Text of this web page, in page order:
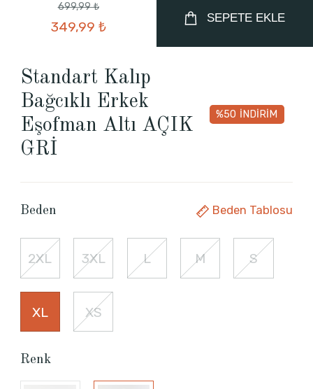
699,99 ₺
349,99 ₺
SEPETE EKLE
Standart Kalıp
Bağcıklı Erkek
Eşofman Altı AÇIK
GRİ
%50 İNDİRİM
Beden Beden Tablosu
2XL 3XL L M S
XL XS
Renk